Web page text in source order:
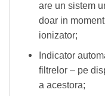
are un sistem
doar in
ionizator;
Indicator
filtrelor – pe
a acestora;